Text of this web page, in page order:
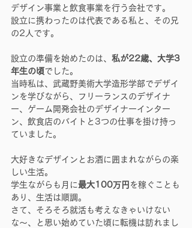
デザイン事業と飲食事業を行う会社です。
設立に携わったのは代表である私と、その兄
の2人です。
設立の準備を始めたのは、 私が22歳、大学3
年生の頃でした。
当時私は、武蔵野美術大学造形学部でデザイ
ンを学びながら、フリーランスのデザイナ
ー、ゲーム開発会社のデザイナーインター
ン、飲食店のバイトと3つの仕事を掛け持っ
ていました。
大好きなデザインとお酒に囲まれながらの楽
しい生活。
学生ながらも月に最大100万円 を稼ぐことも
あり、生活は順調。
さて、そろそろ就活も考えなきゃいけない
な〜、と思い始めていた頃に転機は訪れまし